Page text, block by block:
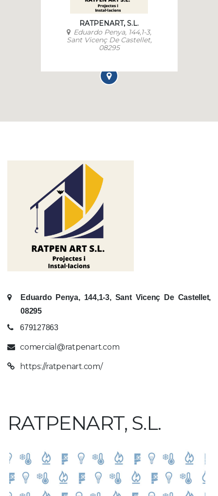
RATPENART, S.L.
Eduardo Penya, 144,1-3,
Sant Vicenç De Castellet,
08295
Eduardo Penya, 144,1-3, Sant Vicenç De Castellet,
08295
679127863
comercial@ratpenart.com
https://ratpenart.com/
RATPENART, S.L.